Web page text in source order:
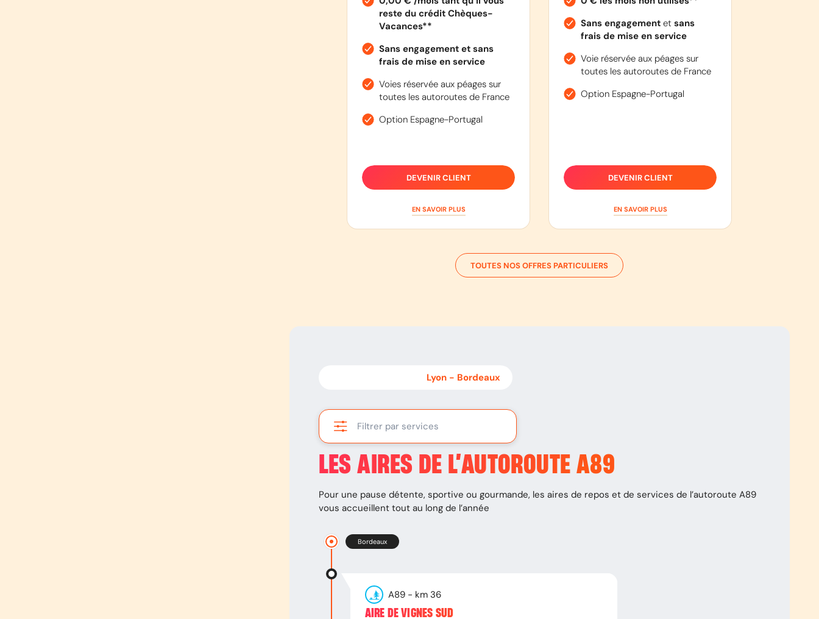
reste du crédit Chèques-
Vacances**
Sans engagement et sans
frais de mise en service
Voies réservée aux péages sur
toutes les autoroutes de France
Option Espagne-Portugal
DEVENIR CLIENT
EN SAVOIR PLUS
Sans engagement etsans
frais de mise en service
Voie réservée aux péages sur
toutes les autoroutes de France
Option Espagne-Portugal
DEVENIR CLIENT
EN SAVOIR PLUS
TOUTES NOS OFFRES PARTICULIERS
Lyon- Bordeaux
Filtrer par services
LES AIRES DE L’AUTOROUTE A89
Pour une pause détente, sportive ou gourmande, les aires de repos et de services de l’autoroute A89
vous accueillent tout au long de l’année
Bordeaux
A89- km 36
AIRE DE VIGNES SUD